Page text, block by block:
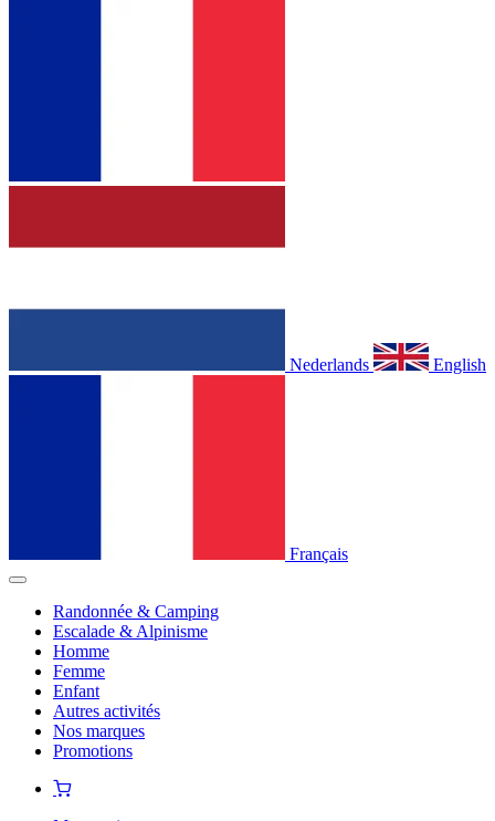
Nederlands English
Français
Randonnée & Camping
Escalade & Alpinisme
Homme
Femme
Enfant
Autres activités
Nos marques
Promotions